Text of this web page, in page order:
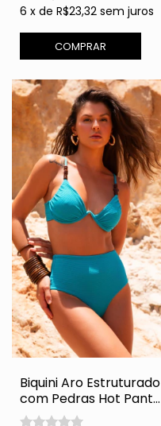
6 x de R$23,32 sem juros
COMPRAR
Biquini Aro Estruturado
com Pedras Hot Pants
- Petroleo